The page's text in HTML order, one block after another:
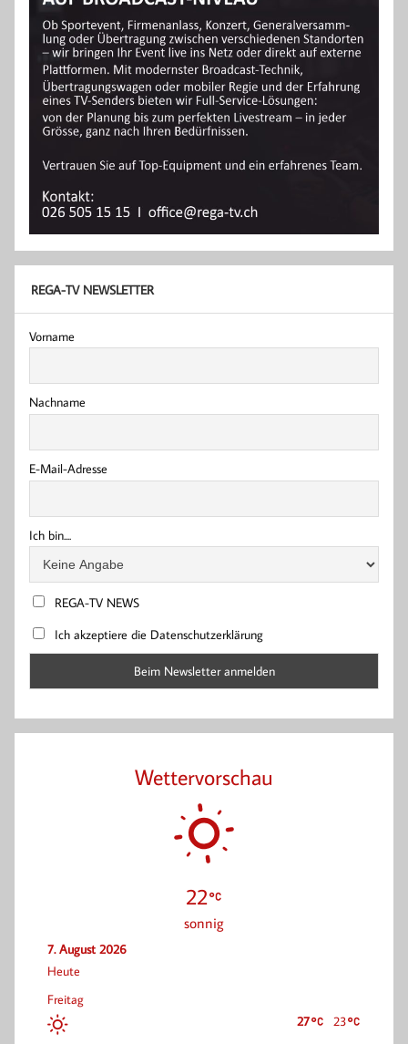
REGA-TV NEWSLETTER
Vorname
Nachname
E-Mail-Adresse
Ich bin....
REGA-TV NEWS
Ich akzeptiere die Datenschutzerklärung
Wettervorschau
22
sonnig
7. August 2026
Heute
Freitag
23
27